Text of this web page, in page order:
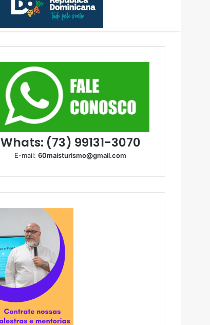
Whats: (73) 99131-3070
E-mail: 60maisturismo@gmail.com